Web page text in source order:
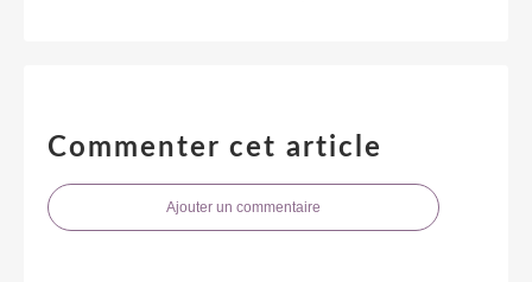
Commenter cet article
Ajouter un commentaire